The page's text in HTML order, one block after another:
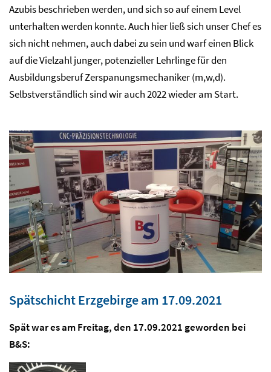
Azubis beschrieben werden, und sich so auf einem Level
unterhalten werden konnte. Auch hier ließ sich unser Chef es
sich nicht nehmen, auch dabei zu sein und warf einen Blick
auf die Vielzahl junger, potenzieller Lehrlinge für den
Ausbildungsberuf Zerspanungsmechaniker (m,w,d).
Selbstverständlich sind wir auch 2022 wieder am Start.
Spätschicht Erzgebirge am 17.09.2021
Spät war es am Freitag, den 17.09.2021 geworden bei
B&S: